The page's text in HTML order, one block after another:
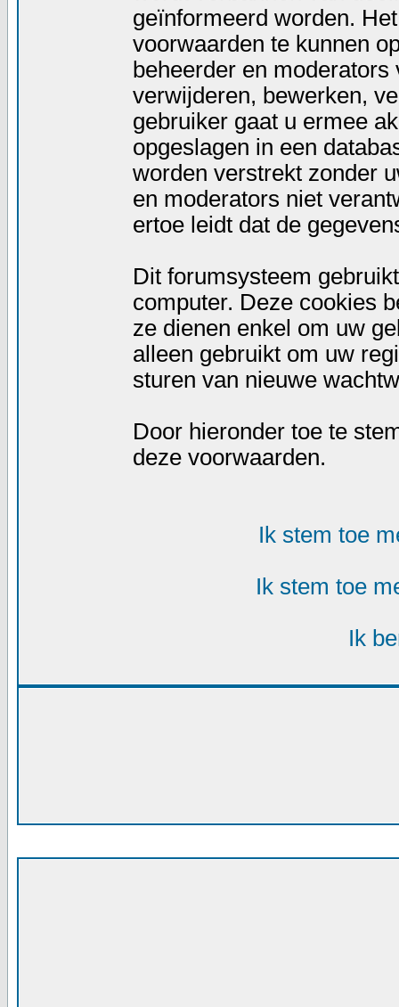
geïnformeerd worden.
voorwaarden te kunnen
beheerder en
verwijderen, bewerken,
gebruiker gaat u ermee
opgeslagen in een
worden verstrekt zonder
en moderators niet
ertoe leidt dat de
Dit forumsysteem
computer. Deze cookies
ze dienen enkel om uw
alleen gebruikt om uw
sturen van nieuwe
Door hieronder toe te
deze voorwaarden.
Ik stem toe
Ik stem toe
Ik